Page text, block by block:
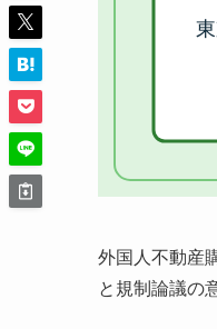
外国人不動産
と規制論議の